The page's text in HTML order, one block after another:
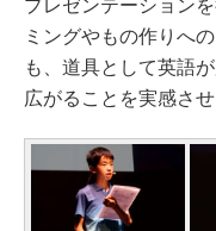
プレゼンテーション
ミングやもの作りへ
も、道具として英語
広がることを実感させ